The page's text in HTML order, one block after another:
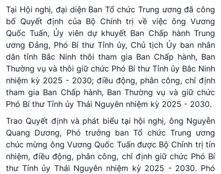
Tại Hội nghị, đại diện Ban Tổ chức Trung ương đã công
bố Quyết định của Bộ Chính trị về việc ông Vương
Quốc Tuấn, Ủy viên dự khuyết Ban Chấp hành Trung
ương Đảng, Phó Bí thư Tỉnh ủy, Chủ tịch Ủy ban nhân
dân tỉnh Bắc Ninh thôi tham gia Ban Chấp hành, Ban
Thường vụ và thôi giữ chức Phó Bí thư Tỉnh ủy Bắc Ninh
nhiệm kỳ 2025 - 2030; điều động, phân công, chỉ định
tham gia Ban Chấp hành, Ban Thường vụ và giữ chức
Phó Bí thư Tỉnh ủy Thái Nguyên nhiệm kỳ 2025 - 2030.
Trao Quyết định và phát biểu tại hội nghị, ông Nguyễn
Quang Dương, Phó trưởng ban Tổ chức Trung ương
chúc mừng ông Vương Quốc Tuấn được Bộ Chính trị tín
nhiệm, điều động, phân công, chỉ định giữ chức Phó Bí
thư Tỉnh ủy Thái Nguyên nhiệm kỳ 2025 - 2030. Phó